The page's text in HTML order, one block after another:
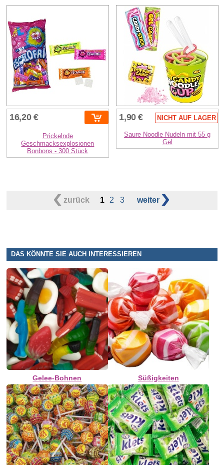
16,20 €
Prickelnde
Geschmacksexplosionen
Bonbons - 300 Stück
1,90 € NICHT AUF LAGER
Saure Noodle Nudeln mit 55 g
Gel
zurück 1 2 3 weiter
DAS KÖNNTE SIE AUCH INTERESSIEREN
Gelee-Bohnen Süßigkeiten